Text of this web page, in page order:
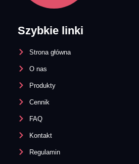
Szybkie linki
Strona główna
O nas
Produkty
Cennik
FAQ
Kontakt
Regulamin